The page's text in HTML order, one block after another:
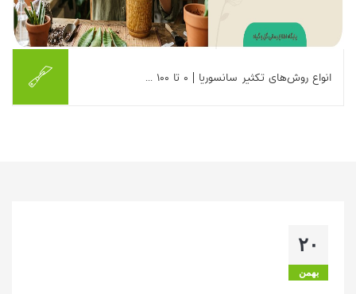
سانسوریای شما رشد کرده و به چند بوته تبدیل شده، اما نمی‌دانید
انواع روش‌های تکثیر سانسوریا | ۰ تا ۱۰۰ ...
۲۰
بهمن